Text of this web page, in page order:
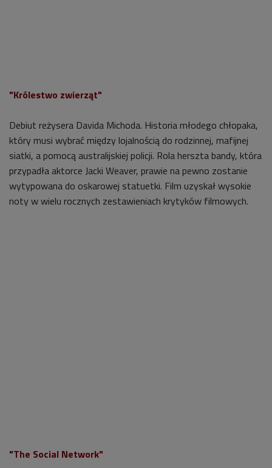
"Królestwo zwierząt"
Debiut reżysera Davida Michoda. Historia młodego chłopaka,
który musi wybrać między lojalnością do rodzinnej, mafijnej
siatki, a pomocą australijskiej policji. Rola herszta bandy, która
przypadła aktorce Jacki Weaver, prawie na pewno zostanie
wytypowana do oskarowej statuetki. Film uzyskał wysokie
noty w wielu rocznych zestawieniach krytyków filmowych.
"The Social Network"